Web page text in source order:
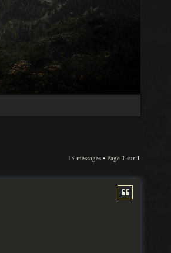
13 messages • Page 1 sur 1